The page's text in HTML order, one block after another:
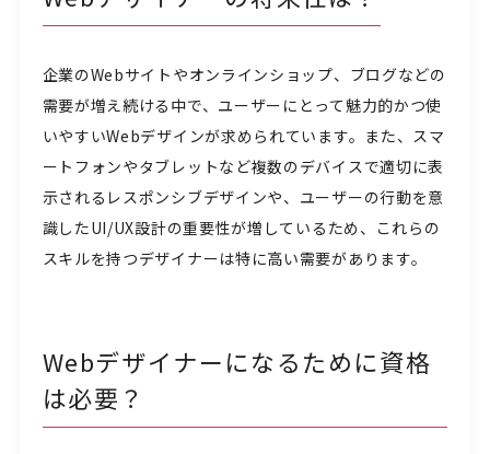
企業のWebサイトやオンラインショップ、ブログなどの
需要が増え続ける中で、ユーザーにとって魅力的かつ使
いやすいWebデザインが求められています。また、スマ
ートフォンやタブレットなど複数のデバイスで適切に表
示されるレスポンシブデザインや、ユーザーの行動を意
識したUI/UX設計の重要性が増しているため、これらの
スキルを持つデザイナーは特に高い需要があります。
Webデザイナーになるために資格
は必要？